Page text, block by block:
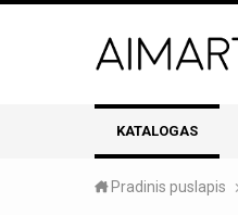
KATALOGAS
Pradinis puslapis